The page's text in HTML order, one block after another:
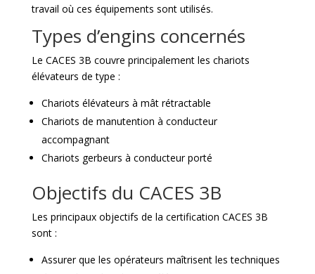
travail où ces équipements sont utilisés.
Types d’engins concernés
Le CACES 3B couvre principalement les chariots
élévateurs de type :
Chariots élévateurs à mât rétractable
Chariots de manutention à conducteur
accompagnant
Chariots gerbeurs à conducteur porté
Objectifs du CACES 3B
Les principaux objectifs de la certification CACES 3B
sont :
Assurer que les opérateurs maîtrisent les techniques